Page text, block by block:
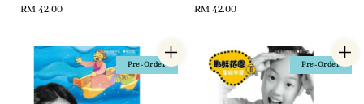
Regular
RM 42.00
Regular
RM 42.00
Pre-Order Pre-Order